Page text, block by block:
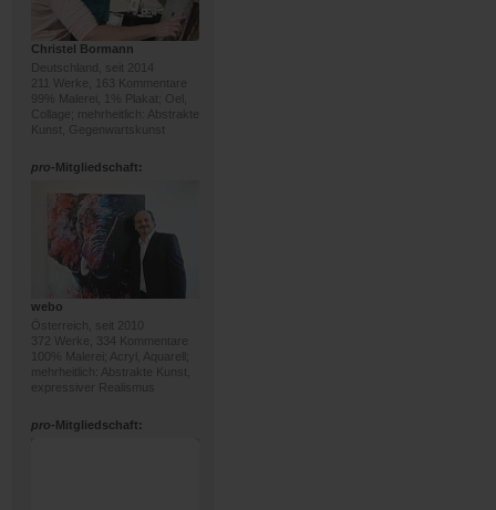
Christel Bormann
Deutschland, seit 2014
211 Werke, 163 Kommentare
99% Malerei, 1% Plakat; Oel,
Collage; mehrheitlich: Abstrakte
Kunst, Gegenwartskunst
pro-Mitgliedschaft:
webo
Österreich, seit 2010
372 Werke, 334 Kommentare
100% Malerei; Acryl, Aquarell;
mehrheitlich: Abstrakte Kunst,
expressiver Realismus
pro-Mitgliedschaft: